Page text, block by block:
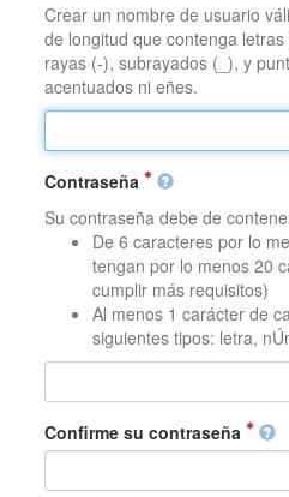
Crear un nombre de usuario
de longitud que contenga
rayas (-), subrayados (_), y
acentuados ni eñes.
Contraseña
Su contraseña debe de
De 6 caracteres por lo
tengan por lo menos 20
cumplir más requisitos)
Al menos 1 carácter de
siguientes tipos: letra,
Confirme su contraseña